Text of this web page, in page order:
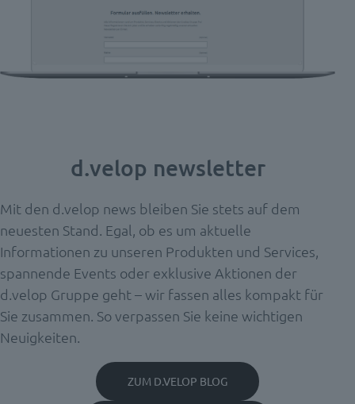
d.velop newsletter
Mit den d.velop news bleiben Sie stets auf dem
neuesten Stand. Egal, ob es um aktuelle
Informationen zu unseren Produkten und Services,
spannende Events oder exklusive Aktionen der
d.velop Gruppe geht – wir fassen alles kompakt für
Sie zusammen. So verpassen Sie keine wichtigen
Neuigkeiten.
ZUM D.VELOP BLOG